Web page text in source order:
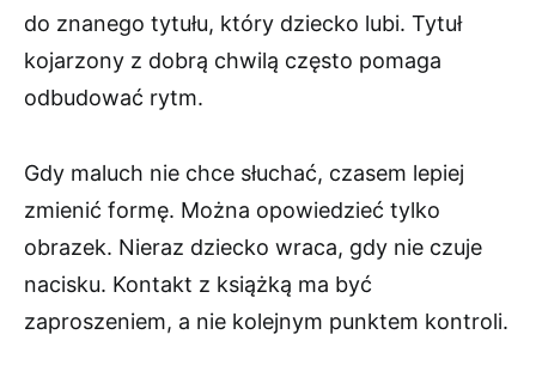
do znanego tytułu, który dziecko lubi. Tytuł
kojarzony z dobrą chwilą często pomaga
odbudować rytm.
Gdy maluch nie chce słuchać, czasem lepiej
zmienić formę. Można opowiedzieć tylko
obrazek. Nieraz dziecko wraca, gdy nie czuje
nacisku. Kontakt z książką ma być
zaproszeniem, a nie kolejnym punktem kontroli.